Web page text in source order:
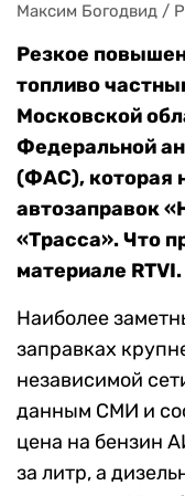
Максим Богодвид /
Резкое
топливо
Московской
Федеральной
(ФАС), которая
автозаправок
«Трасса». Что
материале RTVI.
Наиболее
заправках
независимой
данным СМИ и
цена на бензин
за литр, а